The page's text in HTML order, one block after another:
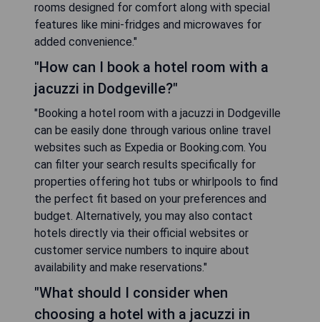
rooms designed for comfort along with special
features like mini-fridges and microwaves for
added convenience."
"How can I book a hotel room with a
jacuzzi in Dodgeville?"
"Booking a hotel room with a jacuzzi in Dodgeville
can be easily done through various online travel
websites such as Expedia or Booking.com. You
can filter your search results specifically for
properties offering hot tubs or whirlpools to find
the perfect fit based on your preferences and
budget. Alternatively, you may also contact
hotels directly via their official websites or
customer service numbers to inquire about
availability and make reservations."
"What should I consider when
choosing a hotel with a jacuzzi in